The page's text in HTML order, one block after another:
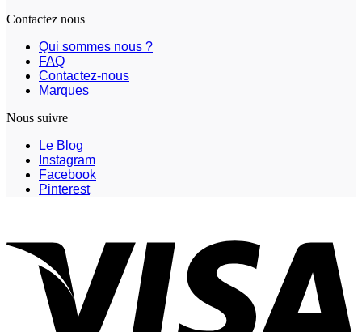
Contactez nous
Qui sommes nous ?
FAQ
Contactez-nous
Marques
Nous suivre
Le Blog
Instagram
Facebook
Pinterest